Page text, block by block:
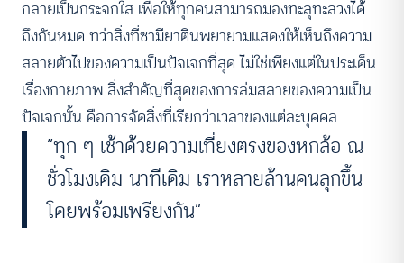
กลายเป็นกระจกใส เพื่อให้ทุกคนสามารถมองทะลุทะลวงได้
ถึงกันหมด ทว่าสิ่งที่ซามียาตินพยายามแสดงให้เห็นถึงความ
สลายตัวไปของความเป็นปัจเจกที่สุด ไม่ใช่เพียงแต่ในประเด็น
เรื่องกายภาพ สิ่งสำคัญที่สุดของการล่มสลายของความเป็น
ปัจเจกนั้น คือการจัดสิ่งที่เรียกว่าเวลาของแต่ละบุคคล
“ทุก ๆ เช้าด้วยความเที่ยงตรงของหกล้อ ณ
ชั่วโมงเดิม นาทีเดิม เราหลายล้านคนลุกขึ้น
โดยพร้อมเพรียงกัน”